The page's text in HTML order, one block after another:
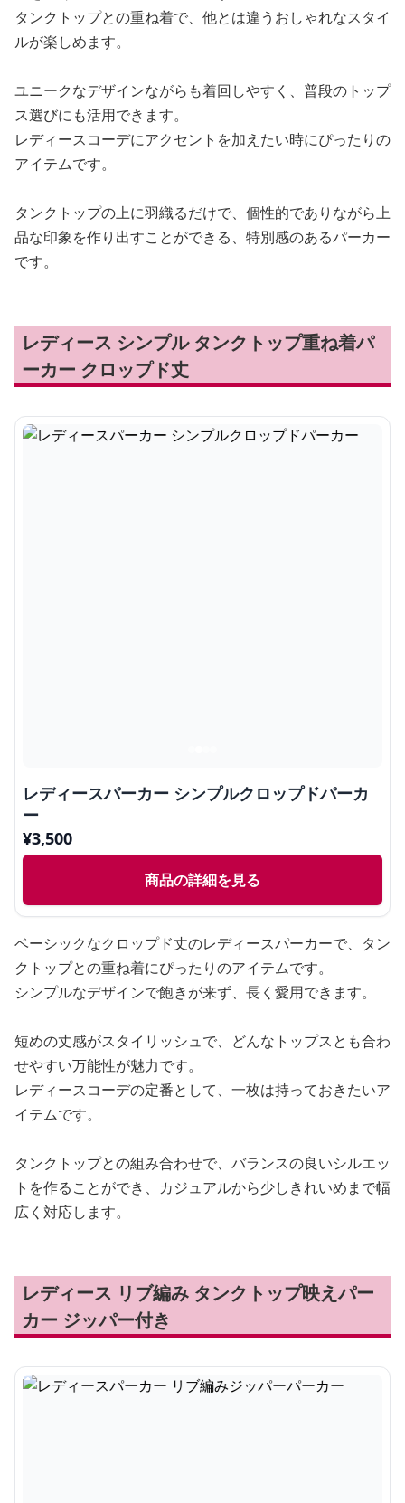
タンクトップとの重ね着で、他とは違うおしゃれなスタイ
ルが楽しめます。
ユニークなデザインながらも着回しやすく、普段のトップ
ス選びにも活用できます。
レディースコーデにアクセントを加えたい時にぴったりの
アイテムです。
タンクトップの上に羽織るだけで、個性的でありながら上
品な印象を作り出すことができる、特別感のあるパーカー
です。
レディース シンプル タンクトップ重ね着パ
ーカー クロップド丈
レディースパーカー シンプルクロップドパーカ
ー
¥3,500
商品の詳細を見る
ベーシックなクロップド丈のレディースパーカーで、タン
クトップとの重ね着にぴったりのアイテムです。
シンプルなデザインで飽きが来ず、長く愛用できます。
短めの丈感がスタイリッシュで、どんなトップスとも合わ
せやすい万能性が魅力です。
レディースコーデの定番として、一枚は持っておきたいア
イテムです。
タンクトップとの組み合わせで、バランスの良いシルエッ
トを作ることができ、カジュアルから少しきれいめまで幅
広く対応します。
レディース リブ編み タンクトップ映えパー
カー ジッパー付き